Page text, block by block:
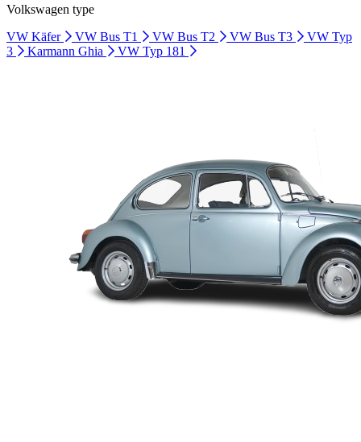
Volkswagen type
VW Käfer
VW Bus T1 VW Bus T2 VW Bus T3
VW Typ
3
Karmann Ghia VW Typ 181